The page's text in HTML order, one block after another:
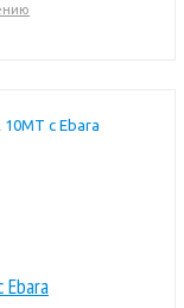
Ebara